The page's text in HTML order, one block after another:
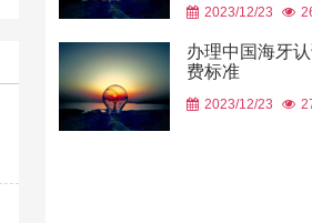
2023/12/23
办理中国海牙
费标准
2023/12/23